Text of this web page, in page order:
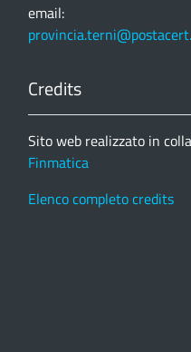
email:
Credits
Sito web realizzato in
Finmatica
Elenco completo credits